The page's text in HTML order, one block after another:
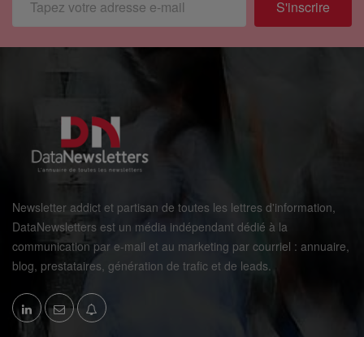
S'inscrire
Newsletter addict et partisan de toutes les lettres d'information,
DataNewsletters est un média indépendant dédié à la
communication par e-mail et au marketing par courriel : annuaire,
blog, prestataires, génération de trafic et de leads.